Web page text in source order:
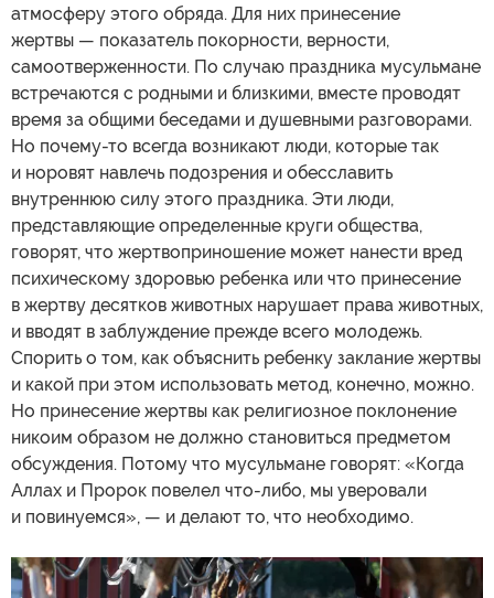
атмосферу этого обряда. Для них принесение
жертвы — показатель покорности, верности,
самоотверженности. По случаю праздника мусульмане
встречаются с родными и близкими, вместе проводят
время за общими беседами и душевными разговорами.
Но почему-то всегда возникают люди, которые так
и норовят навлечь подозрения и обесславить
внутреннюю силу этого праздника. Эти люди,
представляющие определенные круги общества,
говорят, что жертвоприношение может нанести вред
психическому здоровью ребенка или что принесение
в жертву десятков животных нарушает права животных,
и вводят в заблуждение прежде всего молодежь.
Спорить о том, как объяснить ребенку заклание жертвы
и какой при этом использовать метод, конечно, можно.
Но принесение жертвы как религиозное поклонение
никоим образом не должно становиться предметом
обсуждения. Потому что мусульмане говорят: «Когда
Аллах и Пророк повелел что-либо, мы уверовали
и повинуемся», — и делают то, что необходимо.